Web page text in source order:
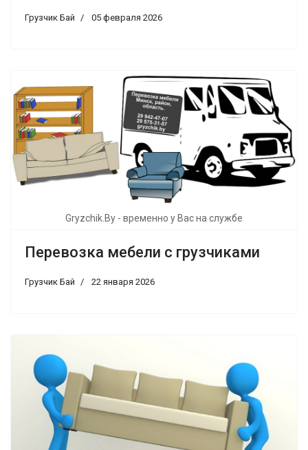
Грузчик Бай 05 февраля 2026
Gryzchik.By - временно у Вас на службе
Перевозка мебели с грузчиками
Грузчик Бай 22 января 2026